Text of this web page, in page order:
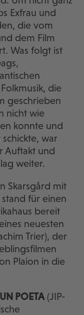
Exfrau und
die vom
dem Film
Was folgt ist
die
geschrieben
nicht wie
konnte und
war
Auftakt und
weiter.
Skarsgård mit
für einen
bereit
neuesten
Trier), der
Plaion in die
UN POETA (JIP-